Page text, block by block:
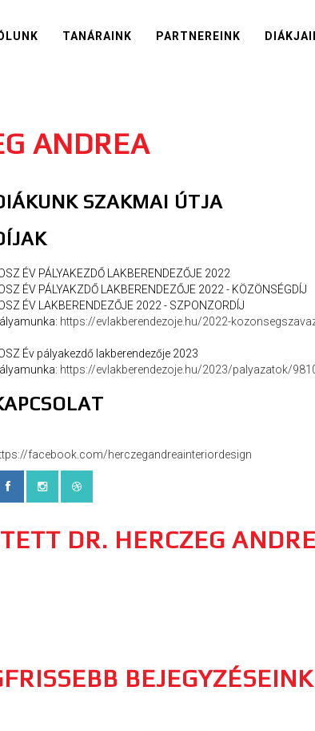
TANÁRAINK PARTNEREINK
ANDREA
SZAKMAI ÚTJA
ÉV PÁLYAKEZDŐ LAKBERENDEZŐJE 2022
ÉV PÁLYAKZDŐ LAKBERENDEZŐJE 2022 - KÖZÖNSÉGDÍJ
ÉV LAKBERENDEZŐJE 2022 - SZPONZORDÍJ
https://evlakberendezoje.hu/2022-
Év pályakezdő lakberendezője 2023
https://evlakberendezoje.hu/2023/palyazatok/
facebook.com/herczegandreainteriordesign
DR. HERCZEG
BEJEGYZÉSEINK